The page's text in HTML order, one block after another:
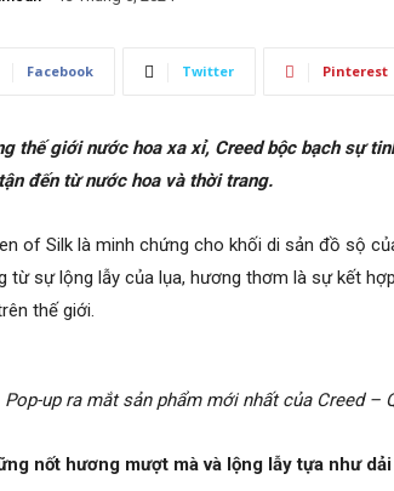
Facebook Twitter Pinterest
thế giới nước hoa xa xỉ, Creed bộc bạch sự
đến từ nước hoa và thời trang.
of Silk là minh chứng cho khối di sản đồ sộ
từ sự lộng lẫy của lụa, hương thơm là sự kết
thế giới.
Pop-up ra mắt sản phẩm mới nhất của Creed –
nốt hương mượt mà và lộng lẫy tựa như